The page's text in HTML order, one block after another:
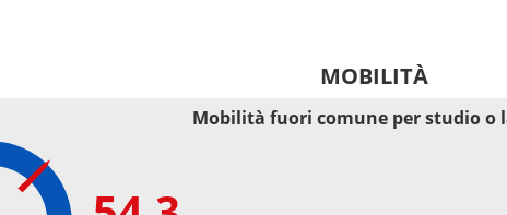
MOBILITÀ
Mobilità fuori comune per studio o